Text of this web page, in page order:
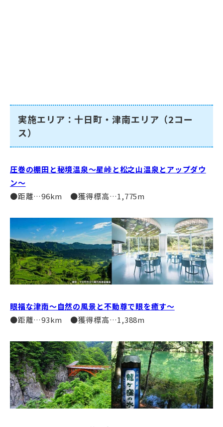
実施エリア：十日町・津南エリア（2コー
ス）
圧巻の棚田と秘境温泉～星峠と松之山温泉とアップダウ
ン～
●距離…96km ●獲得標高…1,775m
眼福な津南～自然の風景と不動尊で眼を癒す～
●距離…93km ●獲得標高…1,388m